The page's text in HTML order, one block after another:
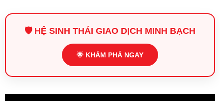
🛡️ HỆ SINH THÁI GIAO DỊCH MINH BẠCH
🌟 KHÁM PHÁ NGAY